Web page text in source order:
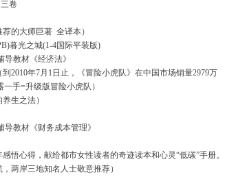
卷
荐的大师巨著 全译本）
暮光之城(1-4国际平装版)
导教材《经济法》
2010年7月1日止，《冒险小虎队》在中国市场销量2979万
手=升级版冒险小虎队）
生之法）
教材《财务成本管理》
悟心得，献给都市女性读者的奇迹读本和心灵“低碳”手册。
两岸三地知名人士敬意推荐）